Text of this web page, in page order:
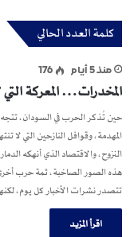
كلمة العدد الحالي
منذ 5 أيام 176
المخدرات… المعركة
حين تُذكر الحرب في السودان، تتجه
المهدمة، وقوافل النازحين التي لا
النزوح، والاقتصاد الذي أنهكه
هذه الصور الصاخبة، ثمة حرب
تتصدر نشرات الأخبار كل يوم،
اقرأ المزيد